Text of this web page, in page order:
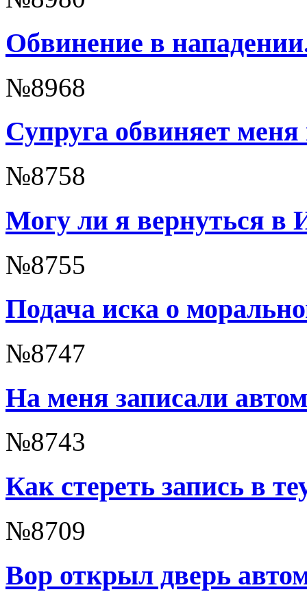
Обвинение в
№8968
Супруга обвиняет
№8758
Могу ли я вернуться в
№8755
Подача иска о
№8747
На меня записали
№8743
Как стереть запись в
№8709
Вор открыл дверь